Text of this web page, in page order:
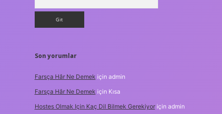
Son yorumlar
Farsça Hâr Ne Demek için admin
Farsça Hâr Ne Demek için Kısa
Hostes Olmak Için Kaç Dil Bilmek Gerekiyoriçin admin